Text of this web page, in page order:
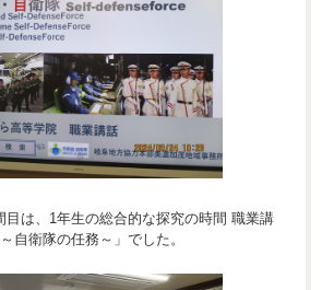
目は、1年生の総合的な探究の時間 職業講
自衛隊の任務～」でした。